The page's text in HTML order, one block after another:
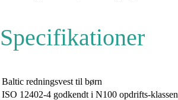
Specifikationer
Baltic redningsvest til børn
ISO 12402-4 godkendt i N100 opdrifts-klassen